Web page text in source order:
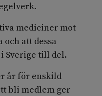
mediciner mot
att dessa
Sverige till del.
år för enskild
bli medlem ger